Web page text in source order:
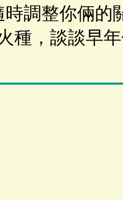
整你倆的
種，談談早